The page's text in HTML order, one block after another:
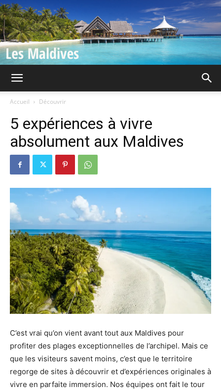
Maldives
Guide
voyage
Accueil Découvrir
5 expériences à vivre
absolument aux Maldives
C’est vrai qu’on vient avant tout aux Maldives pour
profiter des plages exceptionnelles de l’archipel. Mais ce
que les visiteurs savent moins, c’est que le territoire
regorge de sites à découvrir et d’expériences originales à
vivre en parfaite immersion. Nos équipes ont fait le tour